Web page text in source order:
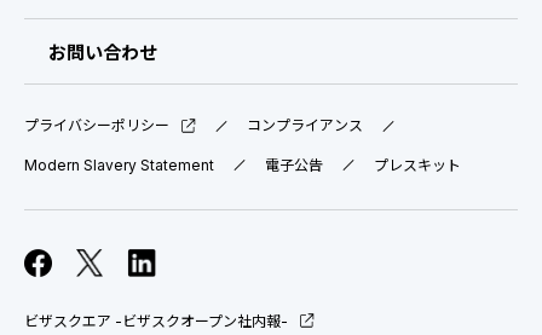
IRライブラリ
業績ハイライト
株式について
コーポレート・ガバナンス
採用サイト（日本）
中途採用：ビジネス職・コーポレート職
お問い合わせ
プライバシーポリシー コンプライアンス
Modern Slavery Statement 電子公告 プレスキット
ビザスクエア -ビザスクオープン社内報-